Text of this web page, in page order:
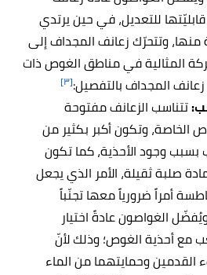
للتعديل، في حين يرتدي
منها، وتتحرّك زعانف المجداف إلى
المثالية في مناطق الغوص ذات
زعانف المجداف بالتفصيل:[٣]
تتناسب الزعانف مفتوحة
الخاصة، وتكون أكبر بكثير من
بسبب وجود الأحذية، كما تكون
صلبة ثقيلة، الأمر الذي يجعل
أمراً ضرورياً معها تجنّباً
الغواصون عادةً اختيار
مع أحذية الغوص؛ وذلك لأنّ
وحمايتهما من الماء